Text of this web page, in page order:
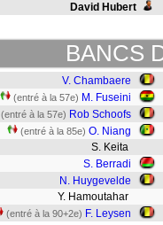
David Hubert
BANCS
V. Chambaere
(entré à la 57e) M. Fuseini
(entré à la 57e) Rob Schoofs
(entré à la 85e) O. Niang
S. Keita
S. Berradi
N. Huygevelde
Y. Hamoutahar
(entré à la 90+2e) F. Leysen